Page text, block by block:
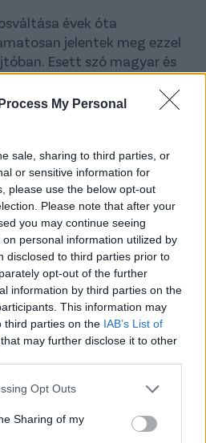
My Personal
sale, sharing to third parties, or
or sensitive information for
please use the below opt-out
Please note that after your
you may continue seeing
personal information utilized by
disclosed to third parties prior to
opt-out of the further
information by third parties on the
This information may
third parties on the IAB’s List of
that may further disclose it to other
app uses one or more Google
behaviour. You may click to
and its third-party tags to
Opt Outs
Sharing of my
évek óta
jelentek meg ezzel
Esett szó magyar és
az évek során, 2021
hogy a Duchatelet által
és a következő
Akkor azonban ez nem jött
2022 elején már egy
is szó volt,
tűntek befutónak.
aztán a klub is bejelentette,
FC hivatalos
lépése, Roderick
Zoltán aláírta az eladásra
A határidő lejárta előtt,
az újabb közlemény: mivel
így a belga
maradt a klub
például elbukták az
is, amely
eurót.